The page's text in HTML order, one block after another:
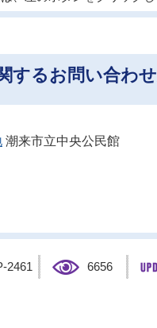
するお問い合わ
潮来市立中央公民館
2461 6656